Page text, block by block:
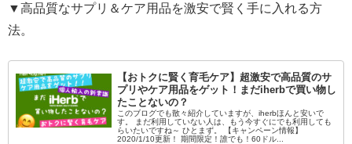
▼高品質なサプリ＆ケア用品を激安で賢く手に入れる方
法。
【おトクに賢く育毛ケア】超激安で高品質のサ
プリやケア用品をゲット！まだiherbで買い物し
たことないの？
このブログでも散々紹介していますが、iherbほんと安いで
す。 まだ利用していない人は、もう今すぐにでも利用しても
らいたいですね～ ひとまず。 【キャンペーン情報】
2020/1/10更新！ 期間限定！誰でも！60ドル...